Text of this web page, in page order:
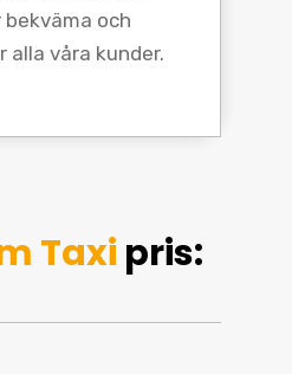
och
alla våra kunder.
Taxi pris: